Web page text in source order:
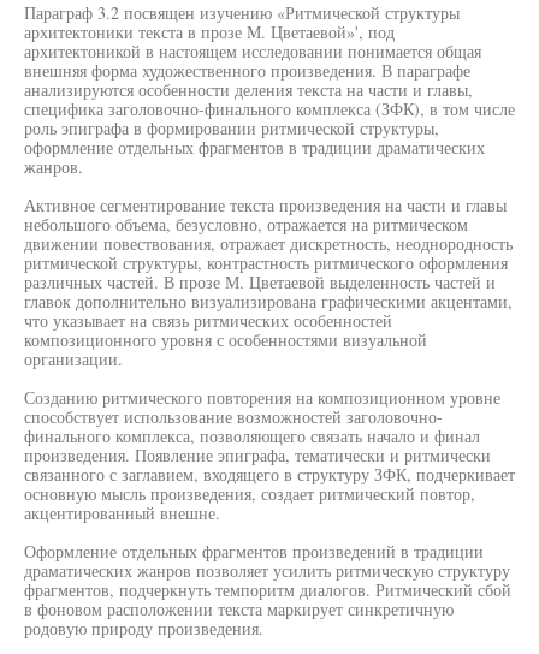
Параграф 3.2 посвящен изучению «Ритмической структуры
архитектоники текста в прозе М. Цветаевой»', под
архитектоникой в настоящем исследовании понимается общая
внешняя форма художественного произведения. В параграфе
анализируются особенности деления текста на части и главы,
специфика заголовочно-финального комплекса (ЗФК), в том числе
роль эпиграфа в формировании ритмической структуры,
оформление отдельных фрагментов в традиции драматических
жанров.
Активное сегментирование текста произведения на части и главы
небольшого объема, безусловно, отражается на ритмическом
движении повествования, отражает дискретность, неоднородность
ритмической структуры, контрастность ритмического оформления
различных частей. В прозе М. Цветаевой выделенность частей и
главок дополнительно визуализирована графическими акцентами,
что указывает на связь ритмических особенностей
композиционного уровня с особенностями визуальной
организации.
Созданию ритмического повторения на композиционном уровне
способствует использование возможностей заголовочно-
финального комплекса, позволяющего связать начало и финал
произведения. Появление эпиграфа, тематически и ритмически
связанного с заглавием, входящего в структуру ЗФК, подчеркивает
основную мысль произведения, создает ритмический повтор,
акцентированный внешне.
Оформление отдельных фрагментов произведений в традиции
драматических жанров позволяет усилить ритмическую структуру
фрагментов, подчеркнуть темпоритм диалогов. Ритмический сбой
в фоновом расположении текста маркирует синкретичную
родовую природу произведения.